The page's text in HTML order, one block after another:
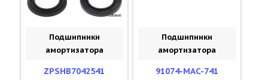
Подшипники
амортизатора
ZPSHB7042541
Подшипники
амортизатора
91074-MAC-741